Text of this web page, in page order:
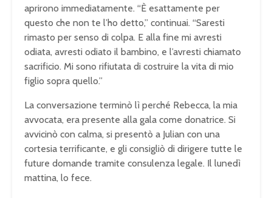
aprirono immediatamente. “È esattamente per
questo che non te l’ho detto,” continuai. “Saresti
rimasto per senso di colpa. E alla fine mi avresti
odiata, avresti odiato il bambino, e l’avresti chiamato
sacrificio. Mi sono rifiutata di costruire la vita di mio
figlio sopra quello.”
La conversazione terminò lì perché Rebecca, la mia
avvocata, era presente alla gala come donatrice. Si
avvicinò con calma, si presentò a Julian con una
cortesia terrificante, e gli consigliò di dirigere tutte le
future domande tramite consulenza legale. Il lunedì
mattina, lo fece.